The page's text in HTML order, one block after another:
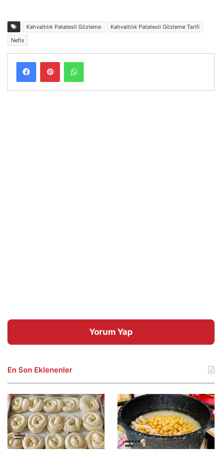
Kahvaltılık Patatesli Gözleme
Kahvaltılık Patatesli Gözleme Tarifi
Nefis
FacebookPinterestWhatsApp
Yorum Yap
En Son Eklenenler